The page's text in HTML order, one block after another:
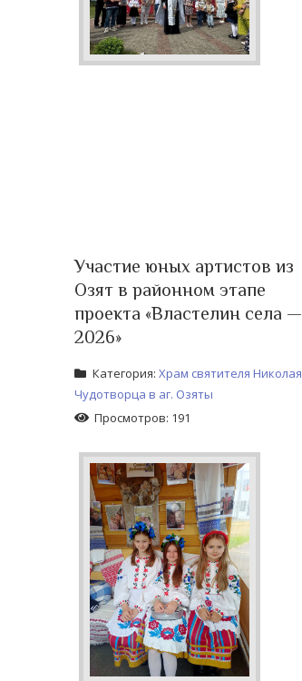
Участие юных артистов из
Озят в районном этапе
проекта «Властелин села —
2026»
Категория:Храм святителя Николая
Чудотворца в аг. Озяты
Просмотров: 191